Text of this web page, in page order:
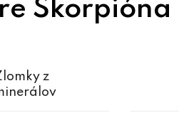
Škorpióna
z